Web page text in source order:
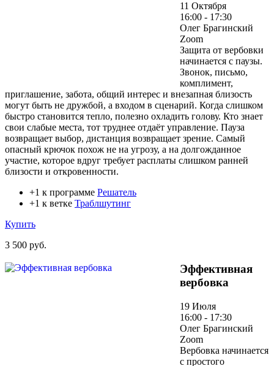
11 Октября
16:00 - 17:30
Олег Брагинский
Zoom
Защита от вербовки
начинается с паузы.
Звонок, письмо,
комплимент,
приглашение, забота, общий интерес и внезапная близость
могут быть не дружбой, а входом в сценарий. Когда слишком
быстро становится тепло, полезно охладить голову. Кто знает
свои слабые места, тот труднее отдаёт управление. Пауза
возвращает выбор, дистанция возвращает зрение. Самый
опасный крючок похож не на угрозу, а на долгожданное
участие, которое вдруг требует расплаты слишком ранней
близости и откровенности.
+1 к программе Решатель
+1 к ветке Траблшутинг
Купить
3 500 руб.
Эффективная
вербовка
19 Июля
16:00 - 17:30
Олег Брагинский
Zoom
Вербовка начинается
с простого